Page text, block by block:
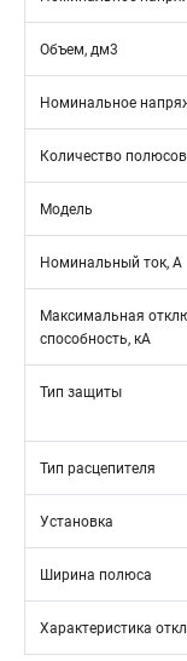
Объем, дм3
Номинальное
Количество полюсов
Модель
Номинальный ток, А
Максимальная
способность, кА
Тип защиты
Тип расцепителя
Установка
Ширина полюса
Характеристика